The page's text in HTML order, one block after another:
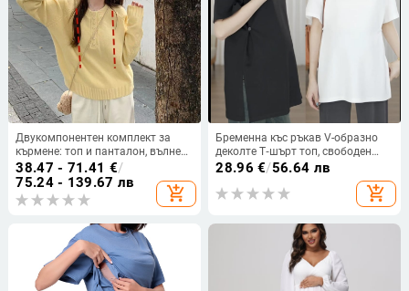
Двукомпонентен комплект за
кърмене: топ и панталон, вълнен
плетен трикотаж, 50–70% вълна,
есен 2024
38.47 - 71.41 €/
75.24 - 139.67 лв
add_shopping_cart
Бременна къс ръкав V-образно
деколте T‑шърт топ, свободен
силует, модал 90–95% със
дължина (65–80 см)
28.96 €/56.64 лв
add_shopping_cart